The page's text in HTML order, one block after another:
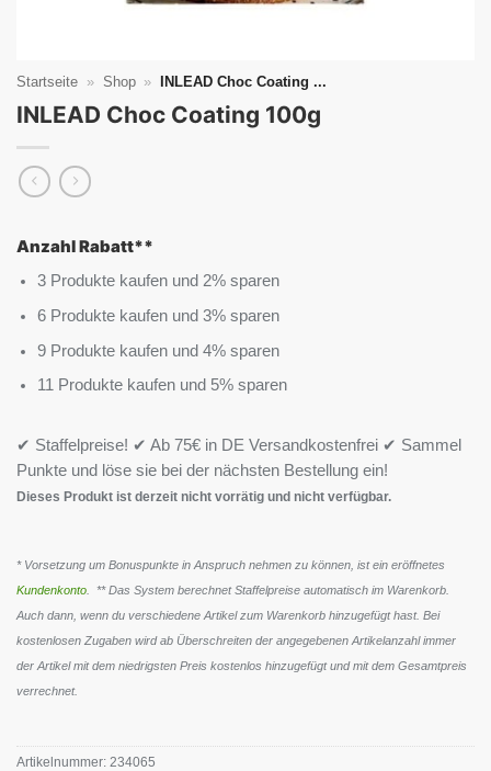
Startseite » Shop » INLEAD Choc Coating ...
INLEAD Choc Coating 100g
Anzahl Rabatt**
3 Produkte kaufen und 2% sparen
6 Produkte kaufen und 3% sparen
9 Produkte kaufen und 4% sparen
11 Produkte kaufen und 5% sparen
✔ Staffelpreise! ✔ Ab 75€ in DE Versandkostenfrei ✔ Sammel
Punkte und löse sie bei der nächsten Bestellung ein!
Dieses Produkt ist derzeit nicht vorrätig und nicht verfügbar.
* Vorsetzung um Bonuspunkte in Anspruch nehmen zu können, ist ein eröffnetes
Kundenkonto . ** Das System berechnet Staffelpreise automatisch im Warenkorb.
Auch dann, wenn du verschiedene Artikel zum Warenkorb hinzugefügt hast. Bei
kostenlosen Zugaben wird ab Überschreiten der angegebenen Artikelanzahl immer
der Artikel mit dem niedrigsten Preis kostenlos hinzugefügt und mit dem Gesamtpreis
verrechnet.
Artikelnummer: 234065